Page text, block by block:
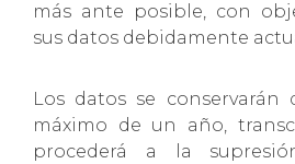
más ante posible, con
sus datos debidamente
Los datos se conservarán
máximo de un año,
procederá a la